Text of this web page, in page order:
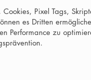
Pixel Tags,
es Dritten
Performance zu